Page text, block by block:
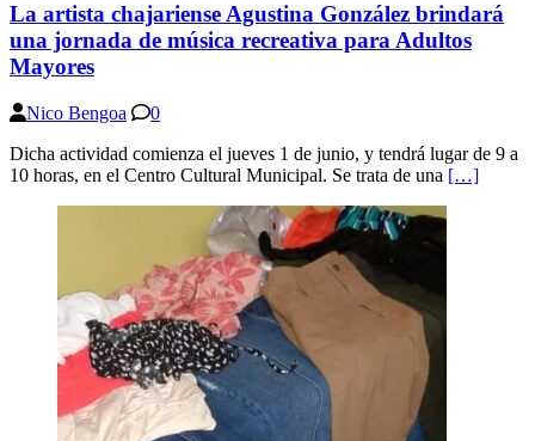
La artista chajariense Agustina González brindará
una jornada de música recreativa para Adultos
Mayores
Nico Bengoa
0
Dicha actividad comienza el jueves 1 de junio, y tendrá lugar de 9 a
10 horas, en el Centro Cultural Municipal. Se trata de una […]